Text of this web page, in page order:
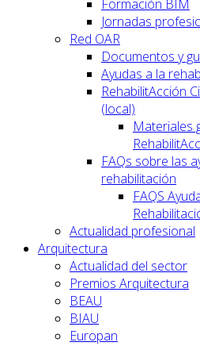
Formación BIM
Jornadas
Red OAR
Documentos y
Ayudas a la
RehabilitAcción
(local)
Materiales
FAQs sobre las
rehabilitación
FAQS
Actualidad profesional
Arquitectura
Actualidad del sector
Premios Arquitectura
BEAU
BIAU
Europan